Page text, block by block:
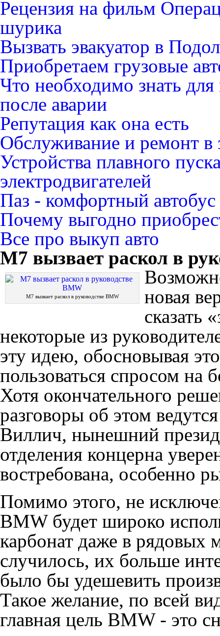
Рецензия на фильм
шурика
Вызвать эвакуатор в
Приобретаем грузовые
Что необходимо знать
после аварии
Репутация как она есть
Обслуживание и ремонт в
Устройства плавного
электродвигателей
Паз - комфортный
Почему выгодно
Все про выкуп авто
M7 вызвает раскол в
M7 вызвает раскол в руководстве BMW
новая
сказать
некоторые из
эту идею, обосновывая
пользоваться спросом на
Хотя окончательного
разговоры об этом
Виллич, нынешний
отделения концерна
востребована, особенно
Помимо этого, не
BMW будет широко
карбонат даже в рядовых
случилось, их больше
было бы удешевить
Такое желание, по всей
главная цель BMW - это